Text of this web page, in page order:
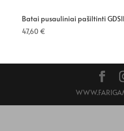
Batai pusauliniai pašiltinti
47,60 €